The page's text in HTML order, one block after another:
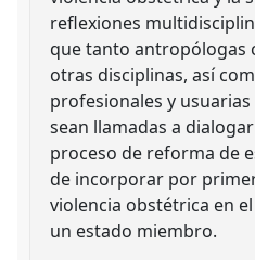
reflexiones
que tanto antropólogas
otras disciplinas, así
profesionales y
sean llamadas a
proceso de reforma de
de incorporar por
violencia obstétrica en
un estado miembro.